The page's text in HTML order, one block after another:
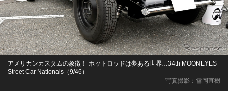
写真撮影：雪岡直樹
アメリカンカスタムの象徴！ ホットロッドは夢ある世界…34th MOONEYES
Street Car Nationals（9/46）